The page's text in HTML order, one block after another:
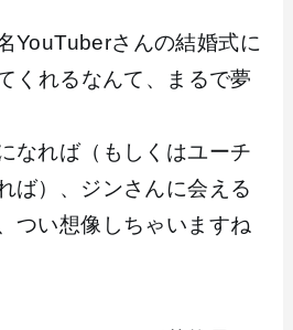
YouTuberさんの結婚式に
くれるなんて、まるで夢
なれば（もしくはユーチ
ば）、ジンさんに会える
つい想像しちゃいますね